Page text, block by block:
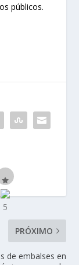
públicos.
PRÓXIMO
de embalses en